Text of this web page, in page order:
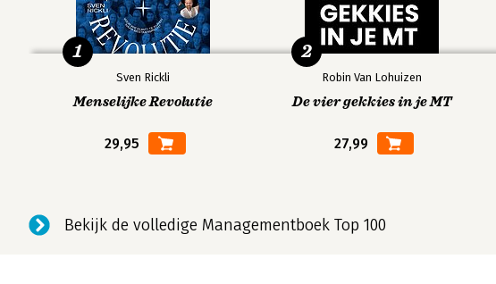
Sven Rickli
Menselijke Revolutie
29,95
1
Robin Van Lohuizen
De vier gekkies in je MT
27,99
2
Bekijk de volledige Managementboek Top 100